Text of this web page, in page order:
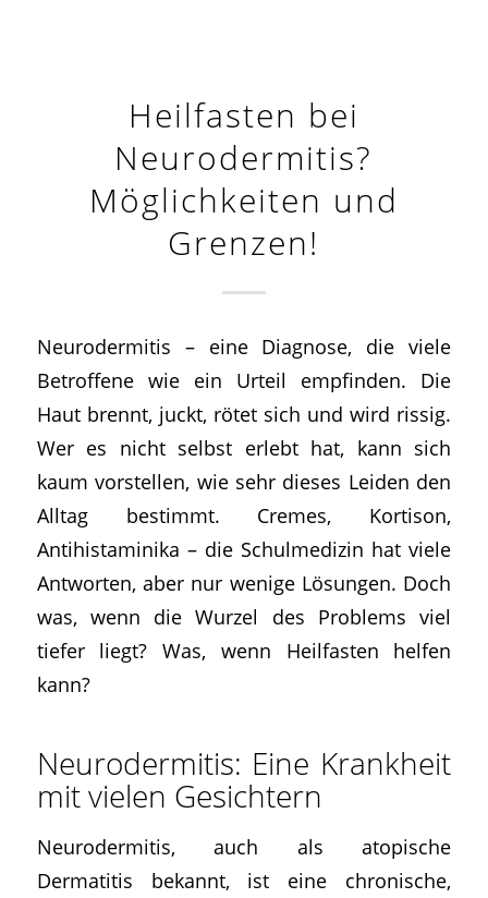
Heilfasten bei
Neurodermitis?
Möglichkeiten und
Grenzen!
Neurodermitis – eine Diagnose, die viele
Betroffene wie ein Urteil empfinden. Die
Haut brennt, juckt, rötet sich und wird rissig.
Wer es nicht selbst erlebt hat, kann sich
kaum vorstellen, wie sehr dieses Leiden den
Alltag bestimmt. Cremes, Kortison,
Antihistaminika – die Schulmedizin hat viele
Antworten, aber nur wenige Lösungen. Doch
was, wenn die Wurzel des Problems viel
tiefer liegt? Was, wenn Heilfasten helfen
kann?
Neurodermitis: Eine Krankheit
mit vielen Gesichtern
Neurodermitis, auch als atopische
Dermatitis bekannt, ist eine chronische,